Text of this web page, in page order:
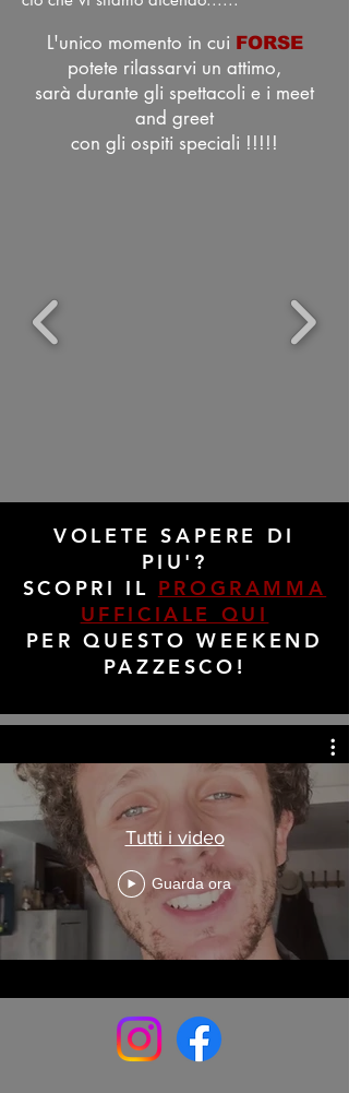
L'unico momento in cui FORSE
potete rilassarvi un attimo,
sarà durante gli spettacoli e i meet
and greet
con gli ospiti speciali !!!!!
VOLETE SAPERE DI
PIU'?
SCOPRI IL PROGRAMMA
UFFICIALE QUI
PER QUESTO WEEKEND
PAZZESCO!
Tutti i video
Guarda ora